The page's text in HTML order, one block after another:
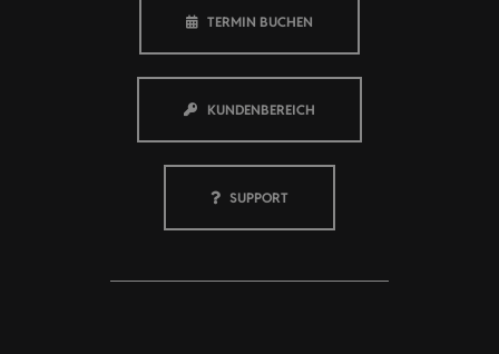
TERMIN BUCHEN
KUNDENBEREICH
SUPPORT